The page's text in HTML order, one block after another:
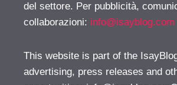
del settore. Per pubblicità,
collaborazioni: info@isayblog.com
This website is part of the
advertising, press releases and